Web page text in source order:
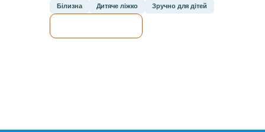
Білизна Дитяче ліжко Зручно для дітей